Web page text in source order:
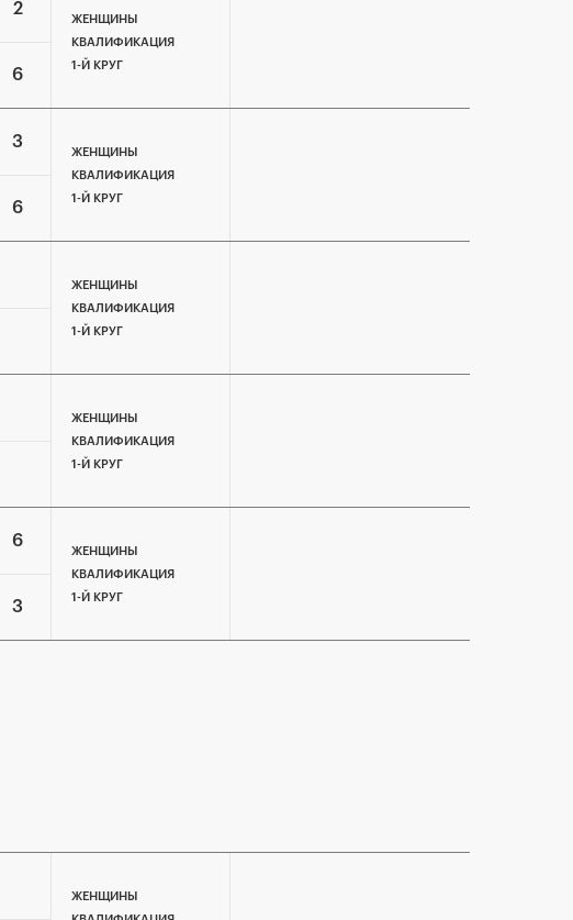
2
6
ЖЕНЩИНЫ
КВАЛИФИКАЦИЯ
1-Й КРУГ
3
6
ЖЕНЩИНЫ
КВАЛИФИКАЦИЯ
1-Й КРУГ
ЖЕНЩИНЫ
КВАЛИФИКАЦИЯ
1-Й КРУГ
ЖЕНЩИНЫ
КВАЛИФИКАЦИЯ
1-Й КРУГ
6
3
ЖЕНЩИНЫ
КВАЛИФИКАЦИЯ
1-Й КРУГ
ЖЕНЩИНЫ